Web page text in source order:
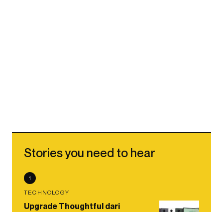
Stories you need to hear
1
TECHNOLOGY
Upgrade Thoughtful dari